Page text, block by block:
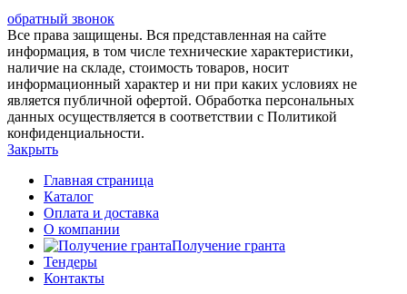
обратный звонок
Все права защищены. Вся представленная на сайте
информация, в том числе технические характеристики,
наличие на складе, стоимость товаров, носит
информационный характер и ни при каких условиях не
является публичной офертой. Обработка персональных
данных осуществляется в соответствии с Политикой
конфиденциальности.
Закрыть
Главная страница
Каталог
Оплата и доставка
О компании
Получение гранта
Тендеры
Контакты